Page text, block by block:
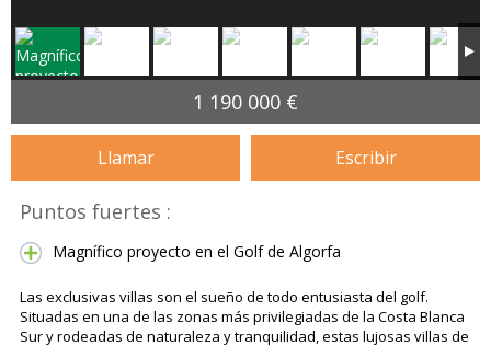
1 190 000 €
Llamar Escribir
Puntos fuertes :
Magnífico proyecto en el Golf de Algorfa
Las exclusivas villas son el sueño de todo entusiasta del golf.
Situadas en una de las zonas más privilegiadas de la Costa Blanca
Sur y rodeadas de naturaleza y tranquilidad, estas lujosas villas de